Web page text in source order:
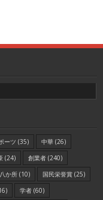
ーツ (35) 中華 (26)
(24) 創業者 (240)
か所 (10) 国民栄誉賞 (25)
学者 (60)